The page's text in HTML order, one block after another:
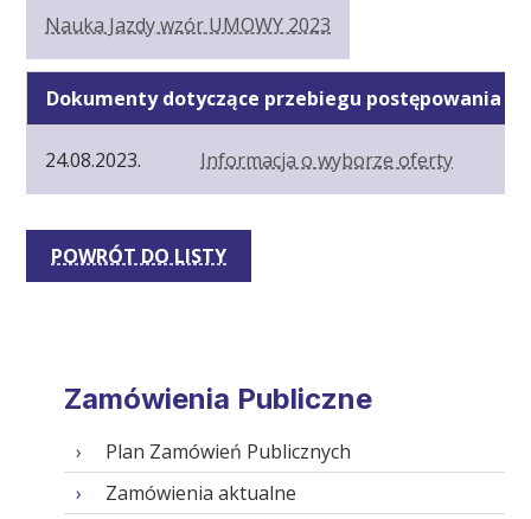
Nauka Jazdy wzór UMOWY 2023
Dokumenty dotyczące przebiegu postępowania
24.08.2023. Informacja o wyborze oferty
POWRÓT DO LISTY
Zamówienia Publiczne
Plan Zamówień Publicznych
Zamówienia aktualne